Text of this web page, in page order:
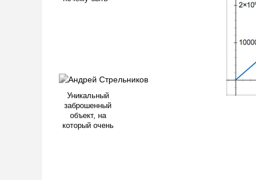
Уникальный
заброшенный
объект, на
который очень